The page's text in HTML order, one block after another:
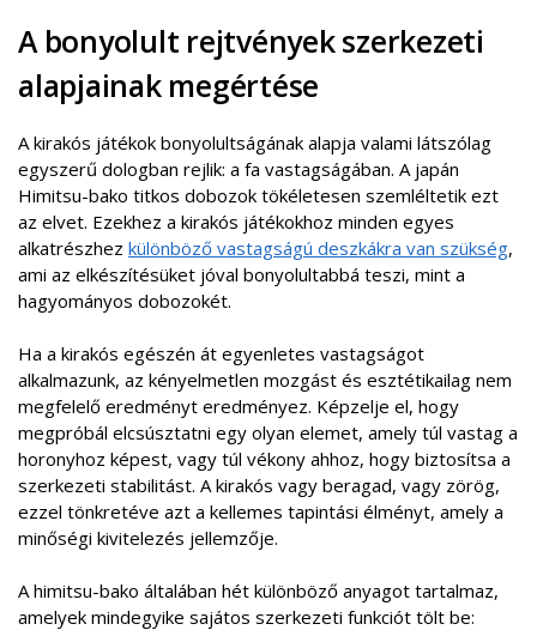
A bonyolult rejtvények szerkezeti
alapjainak megértése
A kirakós játékok bonyolultságának alapja valami látszólag
egyszerű dologban rejlik: a fa vastagságában. A japán
Himitsu-bako titkos dobozok tökéletesen szemléltetik ezt
az elvet. Ezekhez a kirakós játékokhoz minden egyes
alkatrészhez különböző vastagságú deszkákra van szükség,
ami az elkészítésüket jóval bonyolultabbá teszi, mint a
hagyományos dobozokét.
Ha a kirakós egészén át egyenletes vastagságot
alkalmazunk, az kényelmetlen mozgást és esztétikailag nem
megfelelő eredményt eredményez. Képzelje el, hogy
megpróbál elcsúsztatni egy olyan elemet, amely túl vastag a
horonyhoz képest, vagy túl vékony ahhoz, hogy biztosítsa a
szerkezeti stabilitást. A kirakós vagy beragad, vagy zörög,
ezzel tönkretéve azt a kellemes tapintási élményt, amely a
minőségi kivitelezés jellemzője.
A himitsu-bako általában hét különböző anyagot tartalmaz,
amelyek mindegyike sajátos szerkezeti funkciót tölt be: